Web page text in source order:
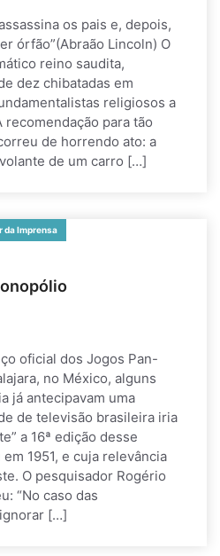
os pais e, depois,
órfão”(Abraão Lincoln) O
reino saudita,
dez chibatadas em
religiosos a
recomendação para tão
de horrendo ato: a
de um carro […]
da Imprensa
oficial dos Jogos Pan-
no México, alguns
já antecipavam uma
de televisão brasileira iria
a 16ª edição desse
1951, e cuja relevância
O pesquisador Rogério
“No caso das
[…]